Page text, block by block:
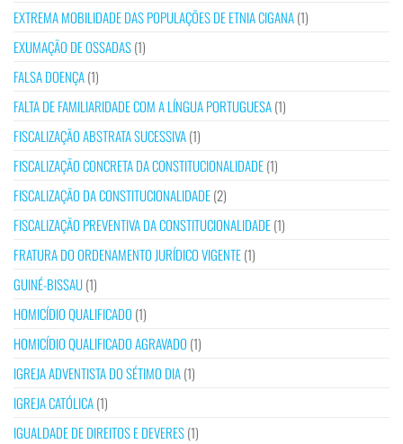
EXTREMA MOBILIDADE DAS POPULAÇÕES DE ETNIA CIGANA(1)
EXUMAÇÃO DE OSSADAS(1)
FALSA DOENÇA(1)
FALTA DE FAMILIARIDADE COM A LÍNGUA PORTUGUESA(1)
FISCALIZAÇÃO ABSTRATA SUCESSIVA(1)
FISCALIZAÇÃO CONCRETA DA CONSTITUCIONALIDADE(1)
FISCALIZAÇÃO DA CONSTITUCIONALIDADE(2)
FISCALIZAÇÃO PREVENTIVA DA CONSTITUCIONALIDADE(1)
FRATURA DO ORDENAMENTO JURÍDICO VIGENTE(1)
GUINÉ-BISSAU(1)
HOMICÍDIO QUALIFICADO (1)
HOMICÍDIO QUALIFICADO AGRAVADO (1)
IGREJA ADVENTISTA DO SÉTIMO DIA(1)
IGREJA CATÓLICA(1)
IGUALDADE DE DIREITOS E DEVERES(1)